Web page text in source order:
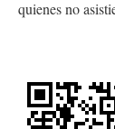
quienes no